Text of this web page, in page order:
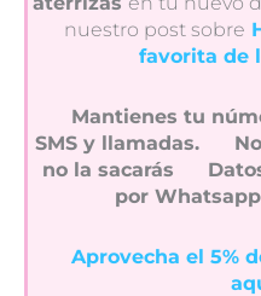
nuestro post sobre
favorita de
Mantienes tu
SMS y llamadas.
no la sacarás
por
Aprovecha el 5%